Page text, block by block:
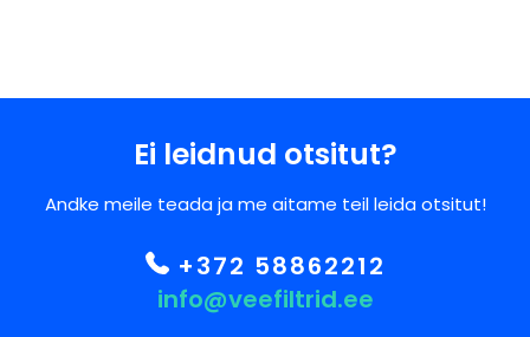
Ei leidnud otsitut?
Andke meile teada ja me aitame teil leida otsitut!
+372 58862212
info@veefiltrid.ee